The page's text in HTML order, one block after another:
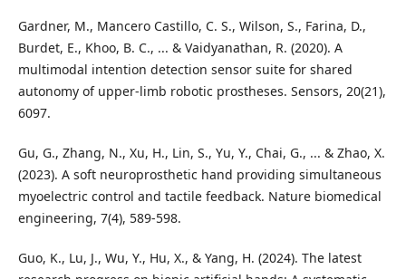
Gardner, M., Mancero Castillo, C. S., Wilson, S., Farina, D.,
Burdet, E., Khoo, B. C., ... & Vaidyanathan, R. (2020). A
multimodal intention detection sensor suite for shared
autonomy of upper-limb robotic prostheses. Sensors, 20(21),
6097.
Gu, G., Zhang, N., Xu, H., Lin, S., Yu, Y., Chai, G., ... & Zhao, X.
(2023). A soft neuroprosthetic hand providing simultaneous
myoelectric control and tactile feedback. Nature biomedical
engineering, 7(4), 589-598.
Guo, K., Lu, J., Wu, Y., Hu, X., & Yang, H. (2024). The latest